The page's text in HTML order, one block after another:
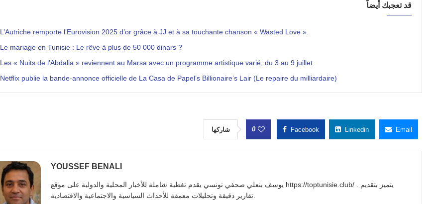
قد تعجبك أيضاً
L’Autriche remporte l’Eurovision 2025 d’or grâce à JJ et à sa touchante chanson « Wasted Love ».
Le mariage en Tunisie : Le rêve à plus de 50 000 dinars ?
Les « Nuits de l’Abdalia » reviennent au Marsa avec un programme artistique varié, du 3 au 9 juillet
Netflix publie la bande-annonce officielle de La Casa de Papel’s Billionaire’s Lair (Le repaire du milliardaire)
شاركها 0 Facebook Linkedin Email
YOUSSEF BENALI
يوسف بنعلي صحفي تونسي يقدم تغطية شاملة للأخبار المحلية والدولية على موقع https://toptunisie.club/ . يتميز بتقديم
تقارير دقيقة وتحليلات معمقة للأحداث السياسية والاجتماعية والاقتصادية.